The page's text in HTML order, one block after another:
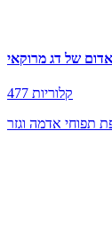
של דג מרוקאי
477 קלוריות
תפוחי אדמה וגזר